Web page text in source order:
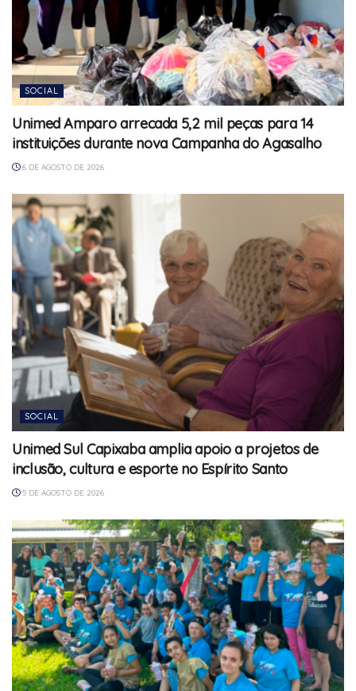
SOCIAL
Unimed Amparo arrecada 5,2 mil peças para 14
instituições durante nova Campanha do Agasalho
6 DE AGOSTO DE 2026
SOCIAL
Unimed Sul Capixaba amplia apoio a projetos de
inclusão, cultura e esporte no Espírito Santo
5 DE AGOSTO DE 2026